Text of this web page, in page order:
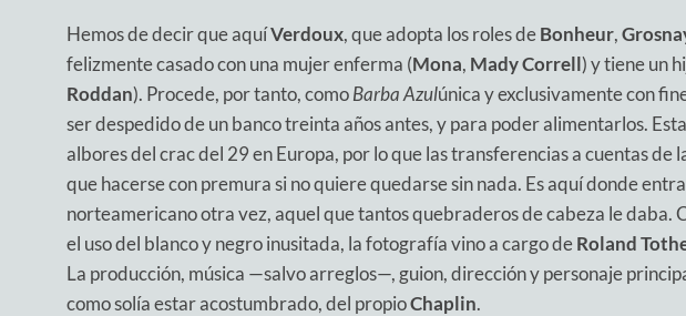
Hemos de decir que aquíVerdoux, que adopta los roles deBonheur,
felizmente casado con una mujer enferma (Mona, Mady Correll) y tiene un
Roddan). Procede, por tanto, comoBarba Azulúnica y exclusivamente con
ser despedido de un banco treinta años antes, y para poder alimentarlos.
albores del crac del 29 en Europa, por lo que las transferencias a cuentas de
que hacerse con premura si no quiere quedarse sin nada. Es aquí donde
norteamericano otra vez, aquel que tantos quebraderos de cabeza le daba.
el uso del blanco y negro inusitada, la fotografía vino a cargo deRoland
La producción, música —salvo arreglos—, guion, dirección y personaje
como solía estar acostumbrado, del propioChaplin.